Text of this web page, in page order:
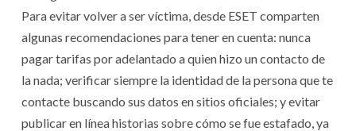
Para evitar volver a ser víctima, desde ESET comparten
algunas recomendaciones para tener en cuenta: nunca
pagar tarifas por adelantado a quien hizo un contacto de
la nada; verificar siempre la identidad de la persona que te
contacte buscando sus datos en sitios oficiales; y evitar
publicar en línea historias sobre cómo se fue estafado, ya